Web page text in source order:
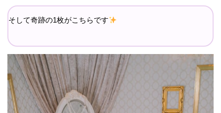
そして奇跡の1枚がこちらです